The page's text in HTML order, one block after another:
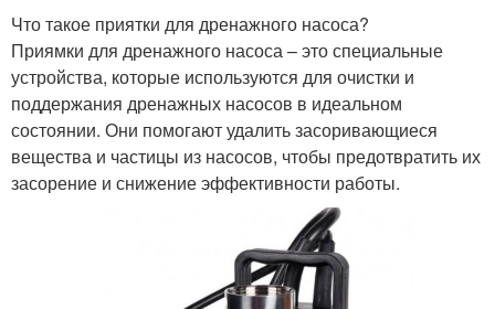
Что такое приятки для дренажного насоса?
Приямки для дренажного насоса – это специальные
устройства, которые используются для очистки и
поддержания дренажных насосов в идеальном
состоянии. Они помогают удалить засоривающиеся
вещества и частицы из насосов, чтобы предотвратить их
засорение и снижение эффективности работы.